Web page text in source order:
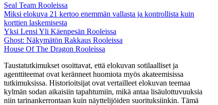
Seal Team Rooleissa
Miksi elokuva 21 kertoo enemmän vallasta ja kontrollista kuin
korttien laskemisesta
Yksi Lensi Yli Käenpesän Rooleissa
Ghost: Näkymätön Rakkaus Rooleissa
House Of The Dragon Rooleissa
Taustatutkimukset osoittavat, että elokuvan sotilaalliset ja
agenttiteemat ovat keränneet huomiota myös akateemisissa
tutkimuksissa. Historioitsijat ovat vertailleet elokuvan teemaa
kylmän sodan aikaisiin tapahtumiin, mikä antaa lisäulottuvuuksia
niin tarinankerrontaan kuin näyttelijöiden suorituksiinkin. Tämä